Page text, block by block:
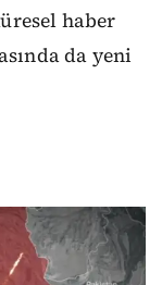
haber
da yeni